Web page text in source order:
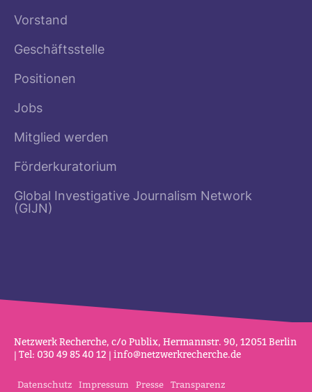
Vorstand
Geschäftsstelle
Positionen
Jobs
Mitglied werden
Förderkuratorium
Global Investigative Journalism Network
(GIJN)
Netz­werk Recherche, c/o Publix, Her­mannstr. 90, 12051 Berlin
| Tel: 030 49 85 40 12 | info@netz­werk­re­cherche.de
Datenschutz Impressum Presse Transparenz